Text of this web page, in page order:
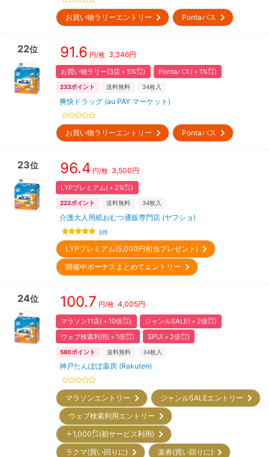
お買い物ラリーエントリー Pontaパス
22位 91.6 円/枚 3,346円
お買い物ラリー(3店＋5%㌽) Pontaパス(＋1%㌽)
233ポイント 送料無料 34枚入
爽快ドラッグ (au PAY マーケット)
お買い物ラリーエントリー Pontaパス
23位 96.4 円/枚 3,500円
LYPプレミアム(＋2%㌽)
222ポイント 送料無料 34枚入
介護大人用紙おむつ通販専門店 (ヤフショ)
3件
LYPプレミアム(5,000円相当プレゼント)
開催中ボーナスまとめてエントリー
24位 100.7 円/枚 4,005円
マラソン11店(＋10倍㌽)
ジャンルSALE(＋2倍㌽)
ウェブ検索利用(＋1倍㌽)
SPU(＋2倍㌽)
580ポイント 送料無料 34枚入
神戸たんぽぽ薬房 (Rakuten)
マラソンエントリー
ジャンルSALEエントリー
ウェブ検索利用エントリー
＋1,000㌽(初サービス利用)
ラクマ(買い回りに)
楽券(買い回りに)